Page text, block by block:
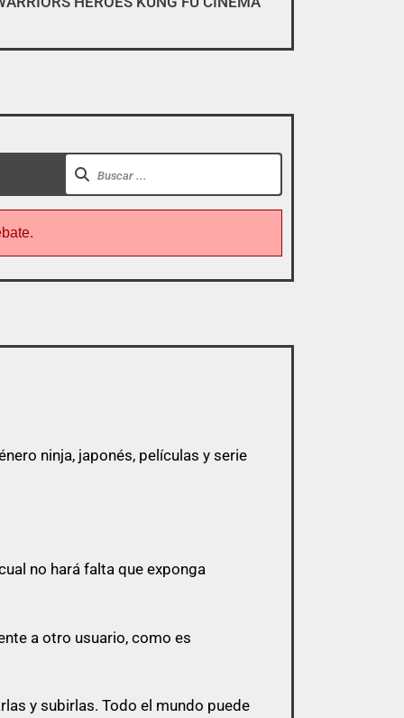
sólo pasarlo por privado en el
post.
de esa índole
ninja, japonés, películas y serie
no hará falta que exponga
a otro usuario, como es
y subirlas. Todo el mundo puede